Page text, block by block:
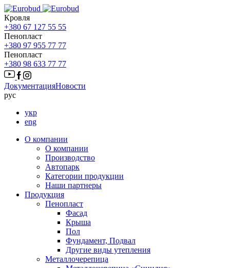
Кровля
+380 67 127 55 55
Пенопласт
+380 97 955 77 77
Пенопласт
+380 98 633 77 77
ДокументацияНовости
рус
укр
eng
О компании
О компании
Производство
Автопарк
Категории продукции
Наши партнеры
Продукция
Пенопласт
Фасад
Крыша
Пол
Фундамент, Подвал
Другие виды утепления
Металлочерепица